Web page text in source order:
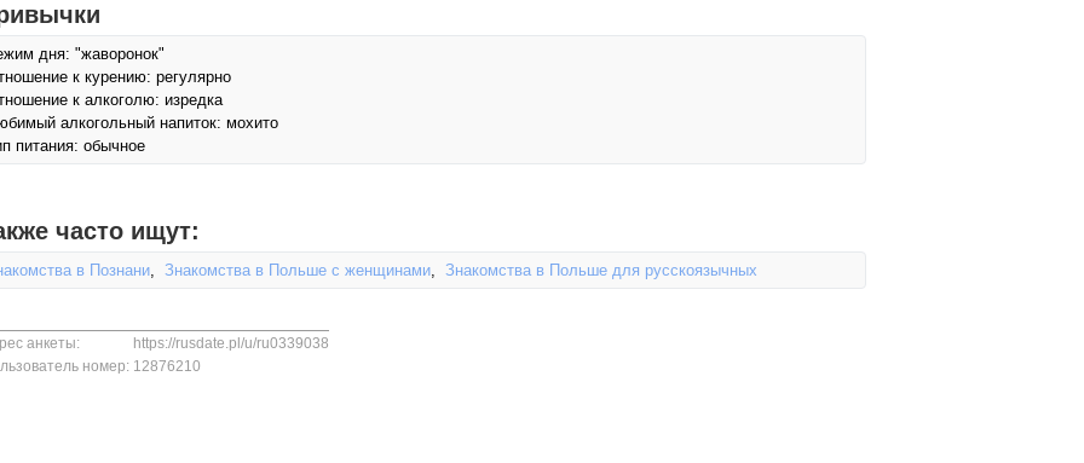
дня: "жаворонок"
к курению: регулярно
к алкоголю: изредка
алкогольный напиток: мохито
питания: обычное
часто ищут:
в Познани, Знакомства в Польше с женщинами, Знакомства в Польше для русскоязычных
анкеты:
https://rusdate.pl/u/ru0339038
номер: 12876210